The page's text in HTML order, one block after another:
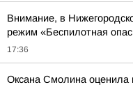
Внимание, в
режим «Беспилотная
17:36
Оксана Смолина оценила